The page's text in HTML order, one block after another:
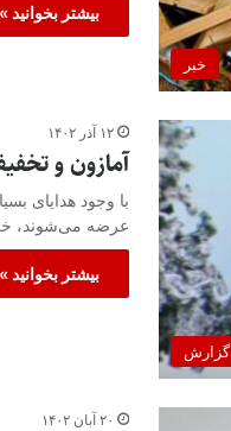
خبر
بیشتر بخوانید »
گزارش
۱۲ آذر ۱۴۰۲
آمازون و
با وجود هدایای
عرضه می‌شوند،
بیشتر بخوانید »
۲۰ آبان ۱۴۰۲